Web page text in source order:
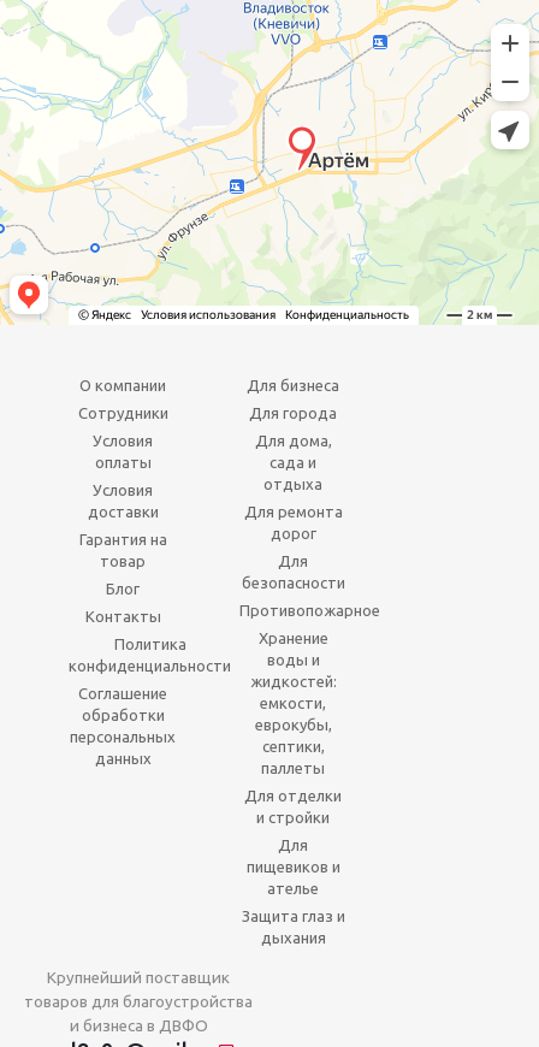
О компании
Сотрудники
Условия
оплаты
Условия
доставки
Гарантия на
товар
Блог
Контакты
Политика
конфиденциальности
Соглашение
обработки
персональных
данных
Для бизнеса
Для города
Для дома,
сада и
отдыха
Для ремонта
дорог
Для
безопасности
Противопожарное
Хранение
воды и
жидкостей:
емкости,
еврокубы,
септики,
паллеты
Для отделки
и стройки
Для
пищевиков и
ателье
Защита глаз и
дыхания
Крупнейший поставщик
товаров для благоустройства
и бизнеса в ДВФО